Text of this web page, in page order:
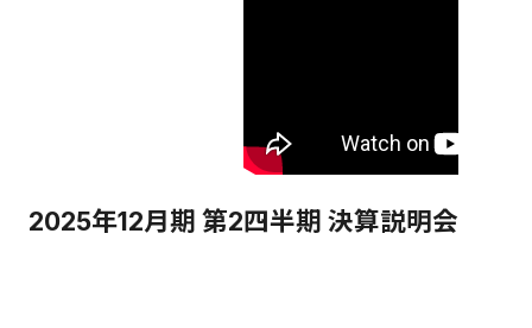
2025年12月期 第2四半期 決算説明会